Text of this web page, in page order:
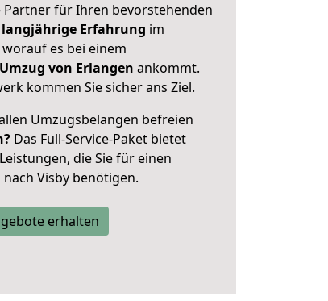
für Ihren bevorstehenden
langjährige Erfahrung im
es bei einem
von Erlangen ankommt.
kommen Sie sicher ans Ziel.
Umzugsbelangen befreien
Das Full-Service-Paket bietet
die Sie für einen
Visby benötigen.
erhalten